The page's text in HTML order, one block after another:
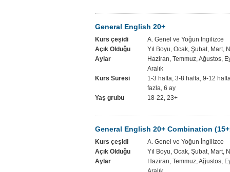
General English 20+
Kurs çeşidi
A. Genel ve Yoğun İngilizce
Açık Olduğu
Aylar
Yıl Boyu, Ocak, Şubat, Mart,
Haziran, Temmuz, Ağustos,
Aralık
Kurs Süresi
1-3 hafta, 3-8 hafta, 9-12
fazla, 6 ay
Yaş grubu
18-22, 23+
General English 20+ Combination
Kurs çeşidi
A. Genel ve Yoğun İngilizce
Açık Olduğu
Aylar
Yıl Boyu, Ocak, Şubat, Mart,
Haziran, Temmuz, Ağustos,